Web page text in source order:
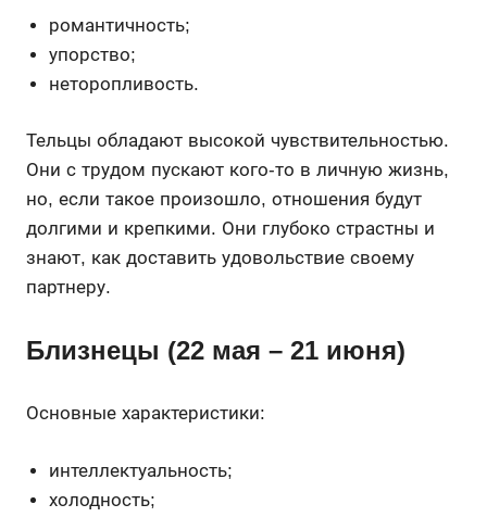
романтичность;
упорство;
неторопливость.
Тельцы обладают высокой чувствительностью.
Они с трудом пускают кого-то в личную жизнь,
но, если такое произошло, отношения будут
долгими и крепкими. Они глубоко страстны и
знают, как доставить удовольствие своему
партнеру.
Близнецы (22 мая – 21 июня)
Основные характеристики:
интеллектуальность;
холодность;